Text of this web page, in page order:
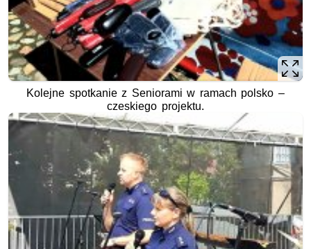
Kolejne spotkanie z Seniorami w ramach polsko –
czeskiego projektu.